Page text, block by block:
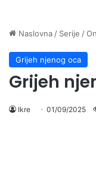
Naslovna / Serije /
Grijeh njenog oca
Grijeh
Ikre 01/09/2025